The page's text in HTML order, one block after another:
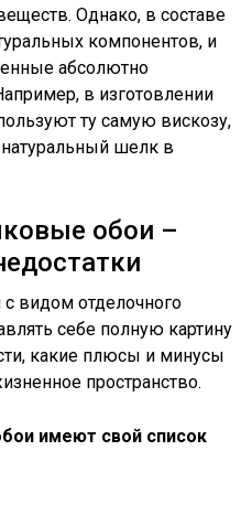
Однако, в составе
компонентов, и
абсолютно
в изготовлении
ту самую вискозу,
шелк в
обои –
видом отделочного
себе полную картину
какие плюсы и минусы
пространство.
имеют свой список